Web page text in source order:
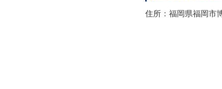
住所：福岡県福岡市